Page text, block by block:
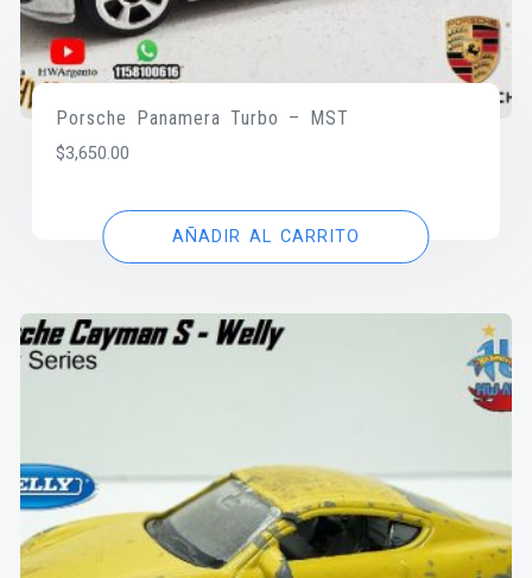
Porsche Panamera Turbo – MST
$3,650.00
AÑADIR AL CARRITO